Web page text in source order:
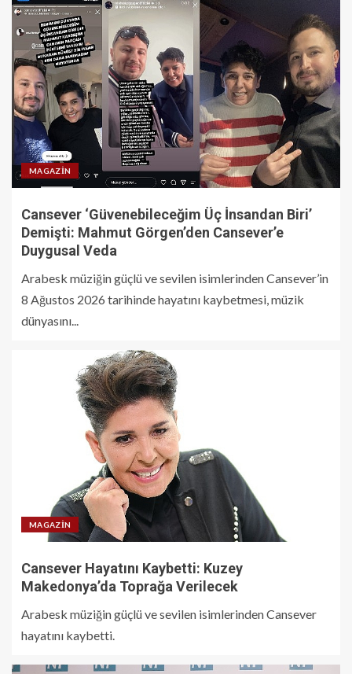
MAGAZIN
Cansever ‘Güvenebileceğim Üç İnsandan Biri’
Demişti: Mahmut Görgen’den Cansever’e
Duygusal Veda
Arabesk müziğin güçlü ve sevilen isimlerinden Cansever’in
8 Ağustos 2026 tarihinde hayatını kaybetmesi, müzik
dünyasını...
MAGAZIN
Cansever Hayatını Kaybetti: Kuzey
Makedonya’da Toprağa Verilecek
Arabesk müziğin güçlü ve sevilen isimlerinden Cansever
hayatını kaybetti.